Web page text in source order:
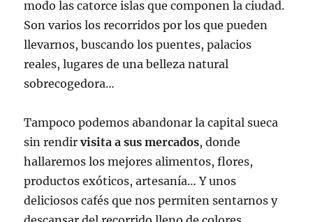
modo las catorce islas que componen la ciudad.
Son varios los recorridos por los que pueden
llevarnos, buscando los puentes, palacios
reales, lugares de una belleza natural
sobrecogedora…
Tampoco podemos abandonar la capital sueca
sin rendirvisita a sus mercados, donde
hallaremos los mejores alimentos, flores,
productos exóticos, artesanía… Y unos
deliciosos cafés que nos permiten sentarnos y